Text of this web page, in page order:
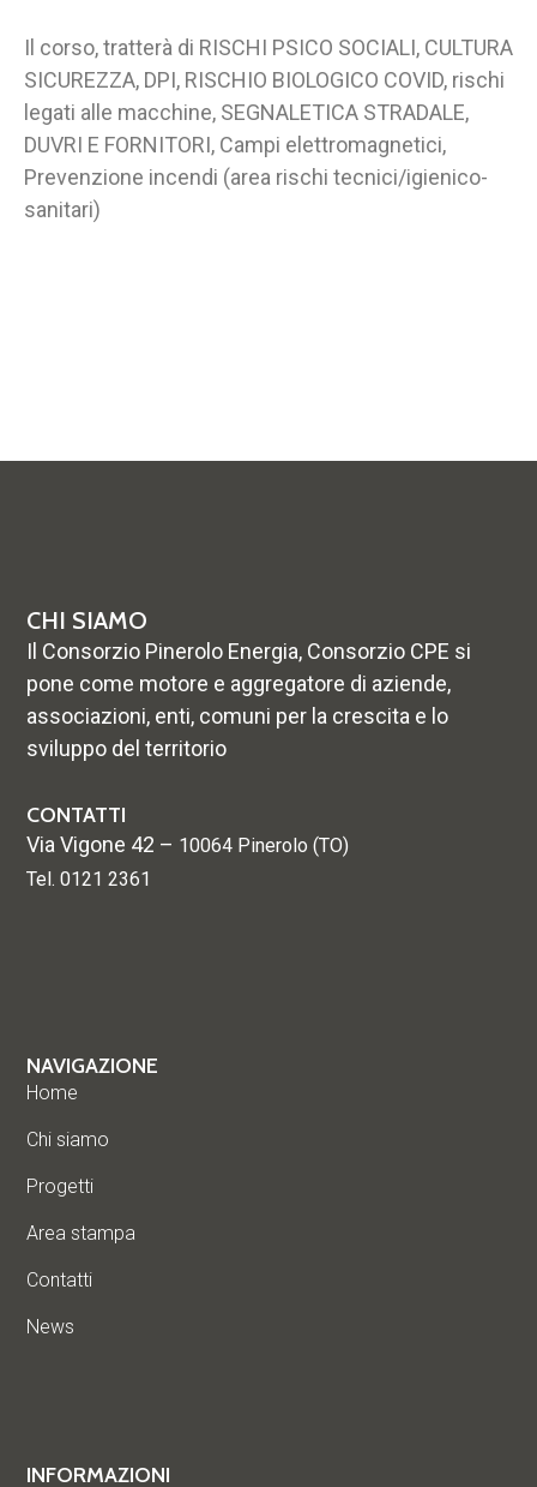
Il corso, tratterà di RISCHI PSICO SOCIALI, CULTURA
SICUREZZA, DPI, RISCHIO BIOLOGICO COVID, rischi
legati alle macchine, SEGNALETICA STRADALE,
DUVRI E FORNITORI, Campi elettromagnetici,
Prevenzione incendi (area rischi tecnici/igienico-
sanitari)
CHI SIAMO
Il Consorzio Pinerolo Energia, Consorzio CPE si
pone come motore e aggregatore di aziende,
associazioni, enti, comuni per la crescita e lo
sviluppo del territorio
CONTATTI
Via Vigone 42 – 10064 Pinerolo (TO)
Tel. 0121 2361
NAVIGAZIONE
Home
Chi siamo
Progetti
Area stampa
Contatti
News
INFORMAZIONI